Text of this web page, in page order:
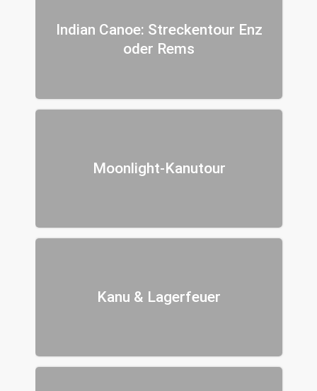
Indian Canoe: Streckentour Enz
oder Rems
Moonlight-Kanutour
Kanu & Lagerfeuer